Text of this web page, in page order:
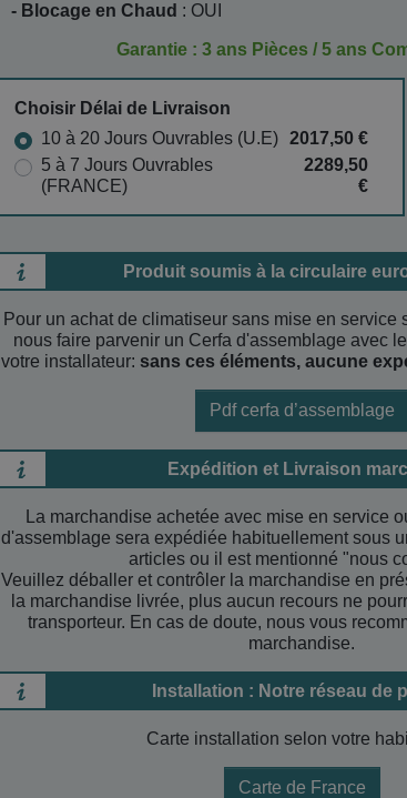
- Blocage en Chaud : OUI
Garantie : 3 ans Pièces / 5 ans
Choisir Délai de Livraison
10 à 20 Jours Ouvrables (U.E)
2017,50 €
5 à 7 Jours Ouvrables
(FRANCE)
2289,50
€
Produit soumis à la circulaire
Pour un achat de climatiseur sans mise en service
nous faire parvenir un Cerfa d'assemblage avec
votre installateur: sans ces éléments, aucune
Pdf cerfa d’assemblage
Expédition et Livraison
La marchandise achetée avec mise en service
d'assemblage sera expédiée habituellement sous
articles ou il est mentionné "nous
Veuillez déballer et contrôler la marchandise en
la marchandise livrée, plus aucun recours ne
transporteur. En cas de doute, nous vous
marchandise.
Installation : Notre réseau de
Carte installation selon votre
Carte de France